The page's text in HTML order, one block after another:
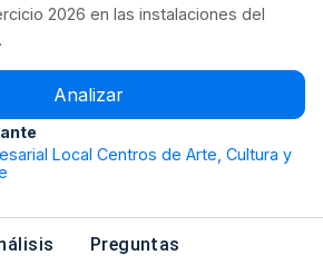
2026 en las instalaciones del
Analizar
Local Centros de Arte, Cultura y
Preguntas